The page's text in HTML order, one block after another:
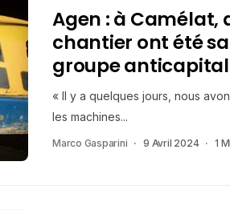
Agen : à Camélat,
chantier ont été
groupe
« Il y a quelques jours, nous
les machines...
Marco Gasparini 9 Avril 2024 1